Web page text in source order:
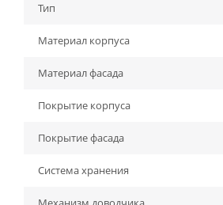
Тип
Материал корпуса
Материал фасада
Покрытие корпуса
Покрытие фасада
Система хранения